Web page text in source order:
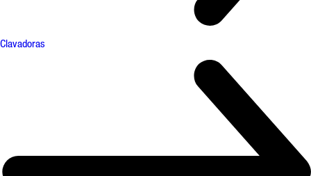
Clavadoras